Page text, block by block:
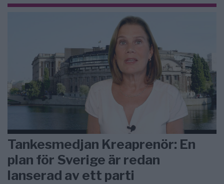
Tankesmedjan Kreaprenör: En
plan för Sverige är redan
lanserad av ett parti